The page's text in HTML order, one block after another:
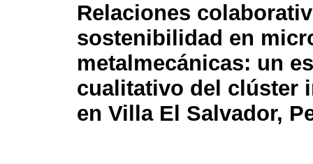
Relaciones
sostenibilidad en
metalmecánicas: un
cualitativo del clúster
en Villa El Salvador,